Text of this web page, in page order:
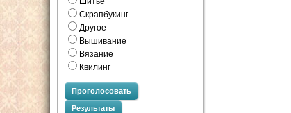
Скрапбукинг
Другое
Вышивание
Вязание
Квилинг
Проголосовать
Результаты